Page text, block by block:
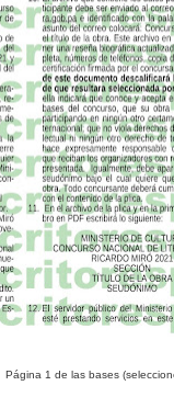
Página 1 de las bases